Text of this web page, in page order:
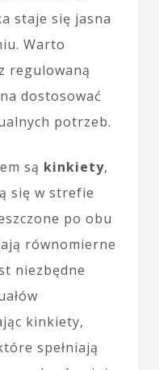
staje się jasna
Warto
regulowaną
dostosować
potrzeb.
są kinkiety,
się w strefie
po obu
równomierne
niezbędne
kinkiety,
spełniają